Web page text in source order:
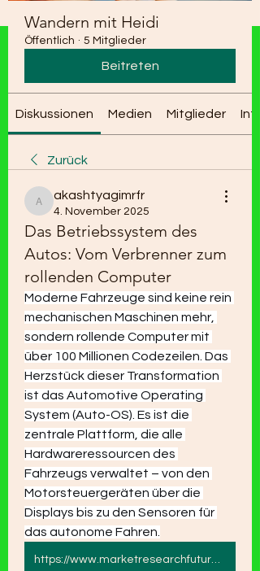
Wandern mit Heidi
Öffentlich · 5 Mitglieder
Beitreten
Diskussionen Medien Mitglieder Info
Zurück
akashtyagimrfr
akashtyagimrfr
4. November 2025
Das Betriebssystem des
Autos: Vom Verbrenner zum
rollenden Computer
Moderne Fahrzeuge sind keine rein
mechanischen Maschinen mehr,
sondern rollende Computer mit
über 100 Millionen Codezeilen. Das
Herzstück dieser Transformation
ist das Automotive Operating
System (Auto-OS). Es ist die
zentrale Plattform, die alle
Hardwareressourcen des
Fahrzeugs verwaltet – von den
Motorsteuergeräten über die
Displays bis zu den Sensoren für
das autonome Fahren.
https://www.marketresearchfuture.com/reports/automotive-operating-system-market-11896